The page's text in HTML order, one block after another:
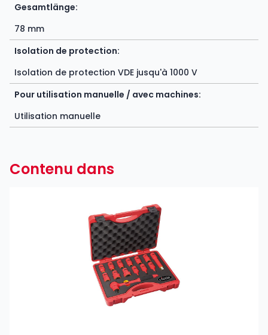
Gesamtlänge:
78 mm
Isolation de protection:
Isolation de protection VDE jusqu'à 1000 V
Pour utilisation manuelle / avec machines:
Utilisation manuelle
Contenu dans